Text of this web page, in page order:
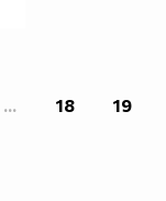
... 18 19